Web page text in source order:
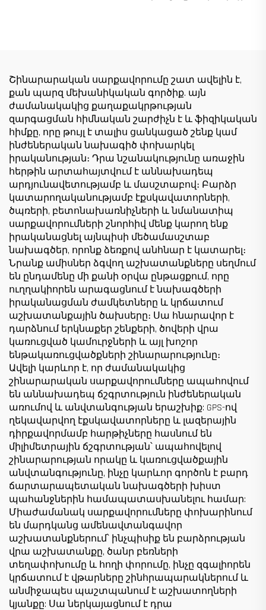
համար ցածր գնով
համար
Շինարարական սարքավորումը շատ ավելին է,
քան պարզ մեխանիկական գործիք. այն
ժամանակակից քաղաքակրթության
զարգացման հիմնական շարժիչն է և ֆիզիկական
հիմքը, որը թույլ է տալիս ցանկացած շենք կամ
ինժեներական նախագիծ փոխարկել
իրականության։ Դրա նշանակությունը առաջին
հերթին արտահայտվում է աննախադեպ
արդյունավետությամբ և մասշտաբով։ Բարձր
կատարողականությամբ էքսկավատորների,
ծպռերի, բետոնախառնիչների և նմանատիպ
սարքավորումների շնորհիվ մենք կարող ենք
իրականացնել այնպիսի մեծամասշտաբ
նախագծեր, որոնք ձեռքով անհնար է կատարել։
Նրանք ամիսներ ձգվող աշխատանքները սեղմում
են ընդամենը մի քանի օրվա ընթացքում, որը
ուղղակիորեն արագացնում է նախագծերի
իրականացման ժամկետները և կրճատում
աշխատանքային ծախսերը։ Սա հնարավոր է
դարձնում երկնաքեր շենքերի, ծովերի վրա
կառուցված կամուրջների և այլ խոշոր
ենթակառուցվածքների շինարարությունը։
Ավելի կարևոր է, որ ժամանակակից
շինարարական սարքավորումները ապահովում
են աննախադեպ ճշգրտություն ինժեներական
առումով և անվտանգության երաշխիք: GPS-ով
ղեկավարվող էքսկավատորները և լազերային
դիրքավորմամբ հարթիչները հասնում են
միլիմետրային ճշգրտության՝ ապահովելով
շինարարության որակը և կառուցվածքային
անվտանգությունը, ինչը կարևոր գործոն է բարդ
ճարտարապետական նախագծերի խիստ
պահանջներին համապատասխանելու համար:
Միաժամանակ սարքավորումները փոխարինում
են մարդկանց ամենավտանգավոր
աշխատանքներում՝ ինչպիսիք են բարձրության
վրա աշխատանքը, ծանր բեռների
տեղափոխումը և հողի փորումը, ինչը զգալիորեն
կրճատում է վթարները շինհրապարակներում և
անմիջապես պաշտպանում է աշխատողների
կյանքը: Սա ներկայացնում է դրա